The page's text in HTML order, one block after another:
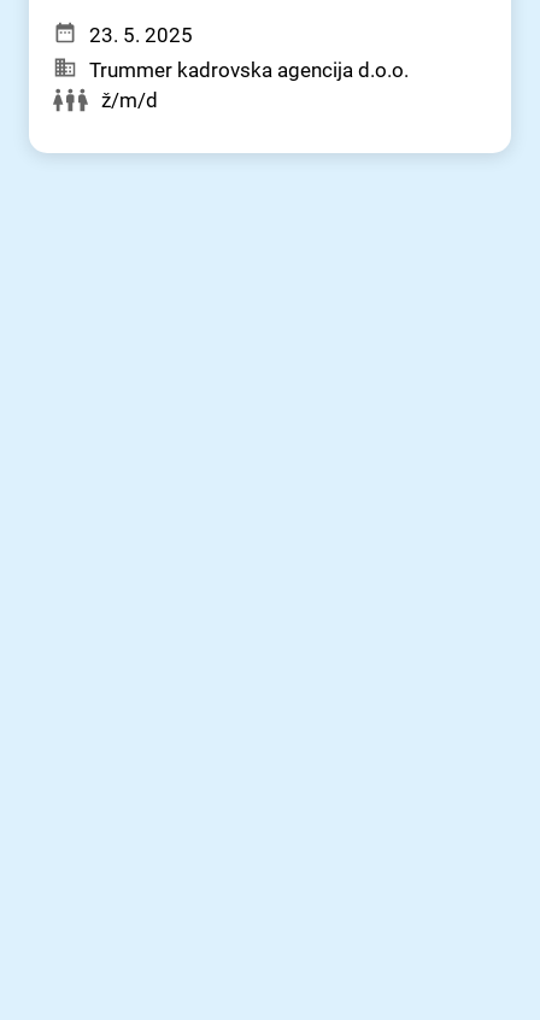
23. 5. 2025
Trummer kadrovska agencija d.o.o.
ž/m/d